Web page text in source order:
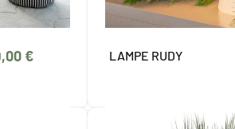
€ LAMPE RUDY